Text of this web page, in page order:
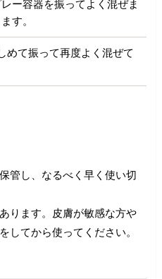
ー容器を振ってよく混ぜま
す。
めて振って再度よく混ぜて
管し、なるべく早く使い切
ります。皮膚が敏感な方や
してから使ってください。